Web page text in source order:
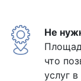
Не
что
услуг